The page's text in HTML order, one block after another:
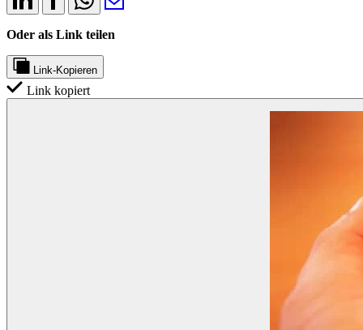
Oder als Link teilen
Link-Kopieren
Link kopiert